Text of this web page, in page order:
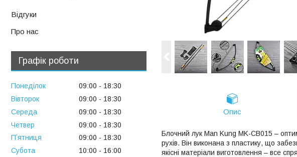
Опис
Блочний лук Man Kung MK-CB015 –
рухів. Він виконана з пластику, що
якісні матеріали виготовлення – все
Відгуки
Про нас
Графік роботи
Понеділок 09:00
18:30
Вівторок
09:00
18:30
Середа
09:00
18:30
Четвер
09:00
18:30
Пʼятниця
09:00
18:30
Субота
10:00
16:00